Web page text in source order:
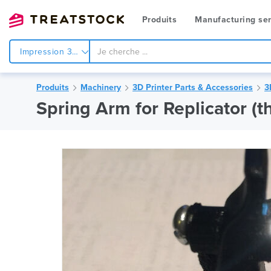
Produits Manufacturing
Impression 3d
Produits Machinery 3D Printer Parts & Accessories
Spring Arm for Replicator